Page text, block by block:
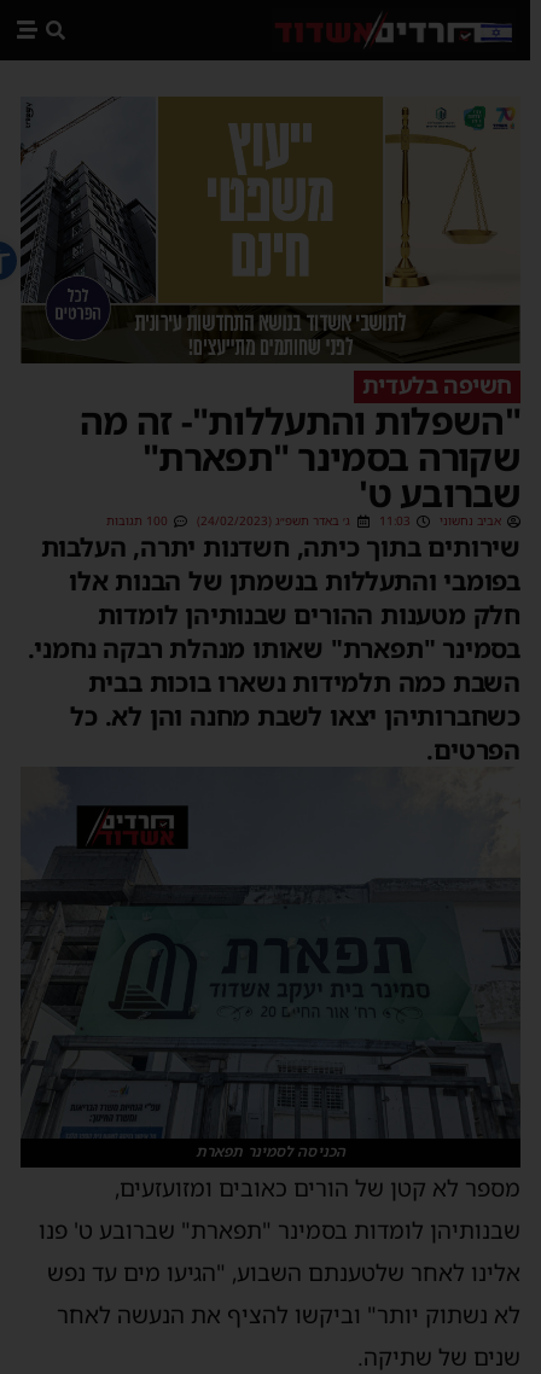
פתח
חשיפה בלעדית
"השפלות והתעללות"- זה מה
שקורה בסמינר "תפארת"
שברובע ט'
אביב נחשוני 11:03 ג׳ באדר תשפ״ג (24/02/2023) 100 תגובות
שירותים בתוך כיתה, חשדנות יתרה, העלבות
בפומבי והתעללות בנשמתן של הבנות אלו
חלק מטענות ההורים שבנותיהן לומדות
בסמינר "תפארת" שאותו מנהלת רבקה נחמני.
השבת כמה תלמידות נשארו בוכות בבית
כשחברותיהן יצאו לשבת מחנה והן לא. כל
הפרטים.
הכניסה לסמינר תפארת
מספר לא קטן של הורים כאובים ומזועזעים,
שבנותיהן לומדות בסמינר "תפארת" שברובע ט' פנו
אלינו לאחר שלטענתם השבוע, "הגיעו מים עד נפש
לא נשתוק יותר" וביקשו להציף את הנעשה לאחר
שנים של שתיקה.